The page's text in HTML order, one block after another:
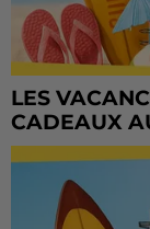
LES
CADEAUX